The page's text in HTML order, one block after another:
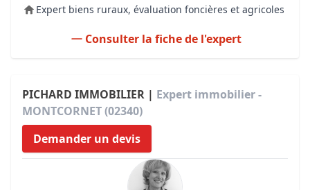
Expert biens ruraux, évaluation foncières et agricoles
Consulter la fiche de l'expert
PICHARD IMMOBILIER | Expert immobilier -
MONTCORNET (02340)
Demander un devis